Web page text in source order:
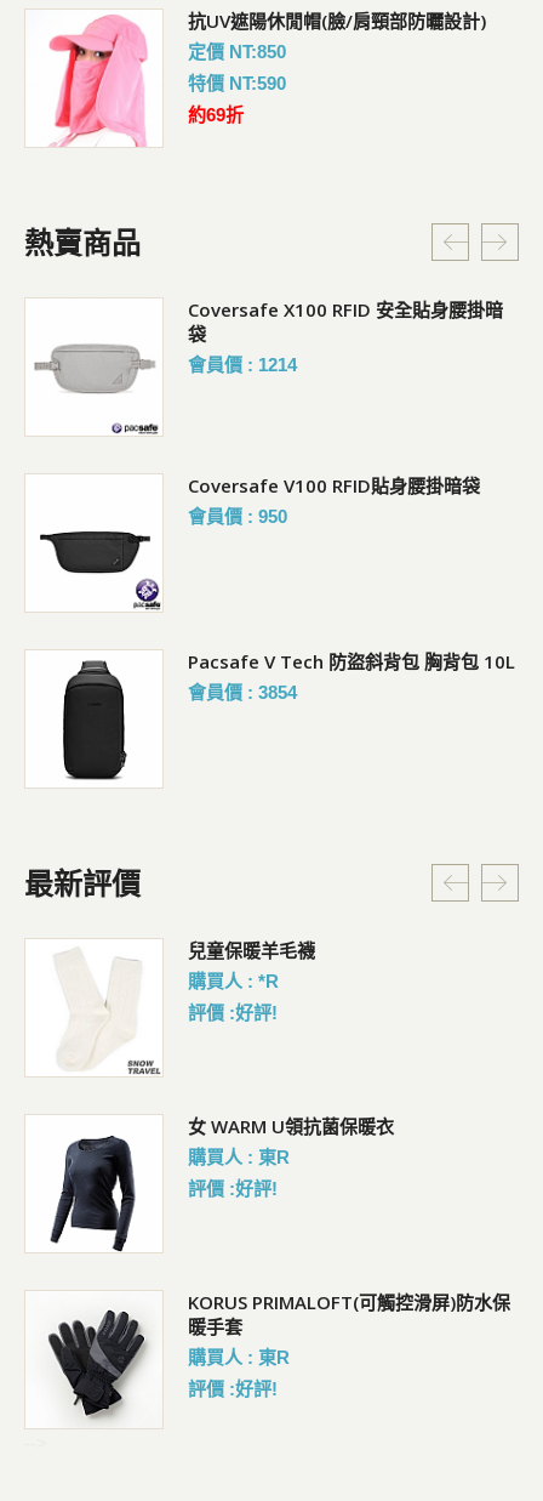
抗UV遮陽休閒帽(臉/肩頸部防曬設計)
定價 NT:850
特價 NT:590
約69折
熱賣商品
Coversafe X100 RFID 安全貼身腰掛暗
袋
會員價 : 1214
Coversafe V100 RFID貼身腰掛暗袋
會員價 : 950
Pacsafe V Tech 防盜斜背包 胸背包 10L
會員價 : 3854
最新評價
兒童保暖羊毛襪
購買人 : *R
評價 :好評!
女 WARM U領抗菌保暖衣
購買人 : 東R
評價 :好評!
KORUS PRIMALOFT(可觸控滑屏)防水保
暖手套
購買人 : 東R
評價 :好評!